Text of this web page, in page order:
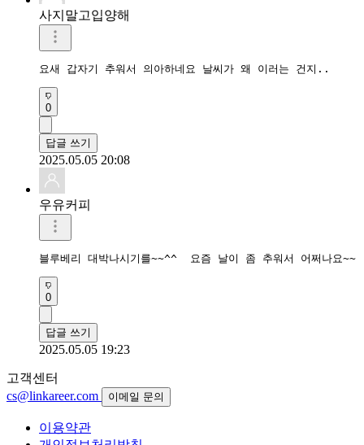
사지말고입양해
요새 갑자기 추워서 의아하네요 날씨가 왜 이러는 건지..
0
답글 쓰기
2025.05.05 20:08
우유커피
블루베리 대박나시기를~~^^  요즘 날이 좀 추워서 어쩌나요~~
0
답글 쓰기
2025.05.05 19:23
고객센터
cs@linkareer.com
이메일 문의
이용약관